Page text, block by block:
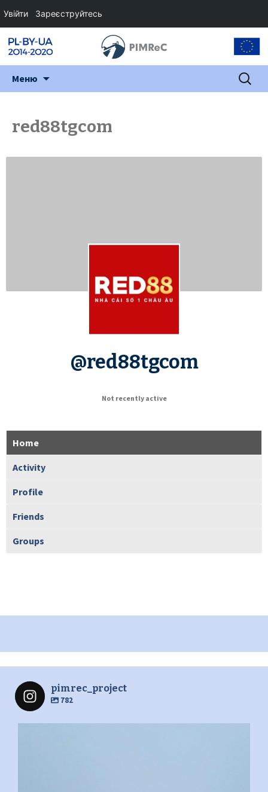
Меню Пошук:
red88tgcom
@red88tgcom
Not recently active
Home
Activity
Profile
Friends
Groups
pimrec_project
782
Увійти Зареєструйтесь